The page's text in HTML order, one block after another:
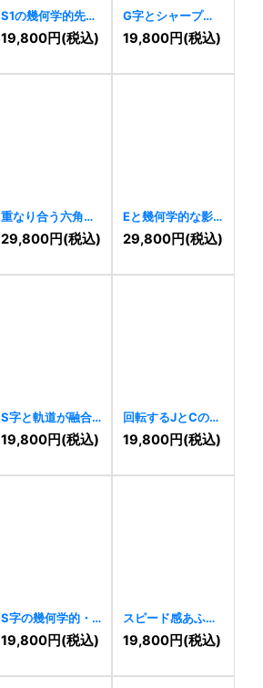
S1の幾何学的先進
的成長ロゴ
11324 ]
19,800円(税込)
G字とシャープな
ラインが重なるモ
ダンロゴ 11521]
19,800円(税込)
重なり合う六角形
の先進的連結ロゴ
11517]
29,800円(税込)
Eと幾何学的な影
が織りなす先進的
ロゴ
11509]
29,800円(税込)
S字と軌道が融合
した躍動のグロー
バルロゴ [ 11318]
19,800円(税込)
回転するJとCの繋
がりロゴ[11310]
19,800円(税込)
S字の幾何学的・
先進的ストライプ
ロゴ 11294]
19,800円(税込)
スピード感あふれ
るXロゴ [11286]
19,800円(税込)